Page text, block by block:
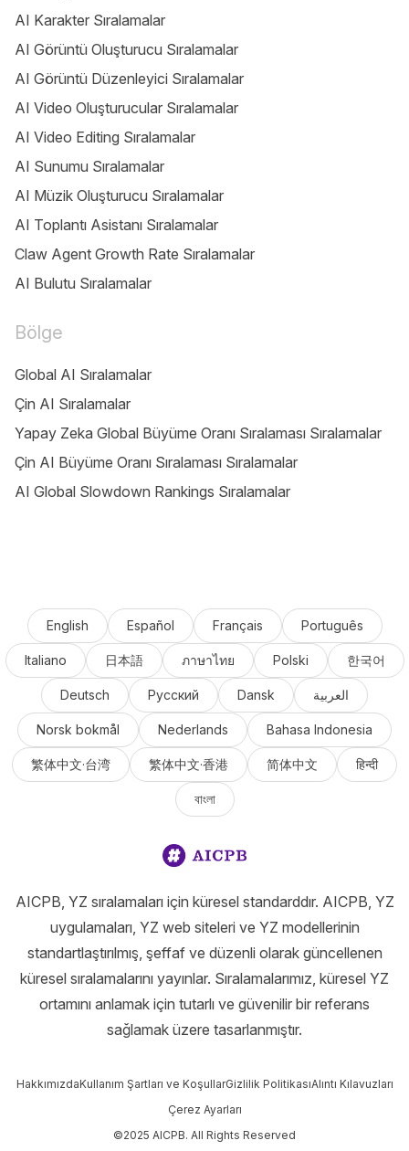
AI Karakter Sıralamalar
AI Görüntü Oluşturucu Sıralamalar
AI Görüntü Düzenleyici Sıralamalar
AI Video Oluşturucular Sıralamalar
AI Video Editing Sıralamalar
AI Sunumu Sıralamalar
AI Müzik Oluşturucu Sıralamalar
AI Toplantı Asistanı Sıralamalar
Claw Agent Growth Rate Sıralamalar
AI Bulutu Sıralamalar
Bölge
Global AI Sıralamalar
Çin AI Sıralamalar
Yapay Zeka Global Büyüme Oranı Sıralaması Sıralamalar
Çin AI Büyüme Oranı Sıralaması Sıralamalar
AI Global Slowdown Rankings Sıralamalar
English Español Français Português
Italiano 日本語 ภาษาไทย Polski 한국어
Deutsch Русский Dansk العربية
Norsk bokmål Nederlands Bahasa Indonesia
繁体中文·台湾 繁体中文·香港 简体中文 हिन्दी
বাংলা
AICPB, YZ sıralamaları için küresel standarddır. AICPB, YZ
uygulamaları, YZ web siteleri ve YZ modellerinin
standartlaştırılmış, şeffaf ve düzenli olarak güncellenen
küresel sıralamalarını yayınlar. Sıralamalarımız, küresel YZ
ortamını anlamak için tutarlı ve güvenilir bir referans
sağlamak üzere tasarlanmıştır.
HakkımızdaKullanım Şartları ve KoşullarGizlilik PolitikasıAlıntı Kılavuzları
Çerez Ayarları
©2025 AICPB. All Rights Reserved